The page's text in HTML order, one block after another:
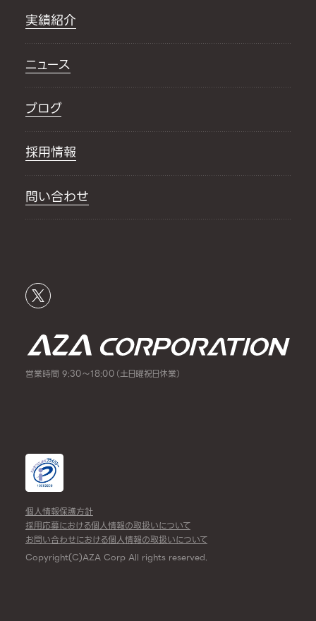
実績紹介
ニュース
ブログ
採用情報
問い合わせ
営業時間 9:30～18:00（土日曜祝日休業）
個人情報保護方針
採用応募における個人情報の取扱いについて
お問い合わせにおける個人情報の取扱いについて
Copyright(C)AZA Corp All rights reserved.